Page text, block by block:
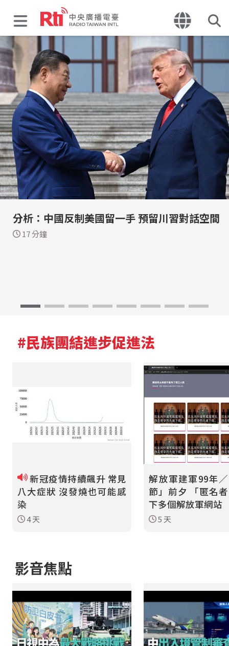
分析：中國反制美國留一手 預留川習對話空間
17 分鐘
#民族團結進步促進法
新冠疫情持續飆升 常見
八大症狀 沒發燒也可能感
染
4 天
解放軍建軍99年
節」前夕 「匿名
下多個解放軍網站
5 天
影音焦點